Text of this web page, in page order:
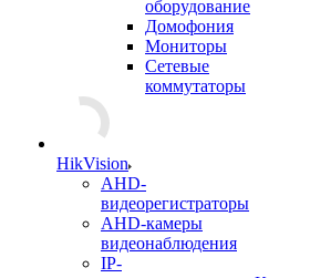
оборудование
Домофония
Мониторы
Сетевые
коммутаторы
HikVision
AHD-
видеорегистраторы
AHD-камеры
видеонаблюдения
IP-